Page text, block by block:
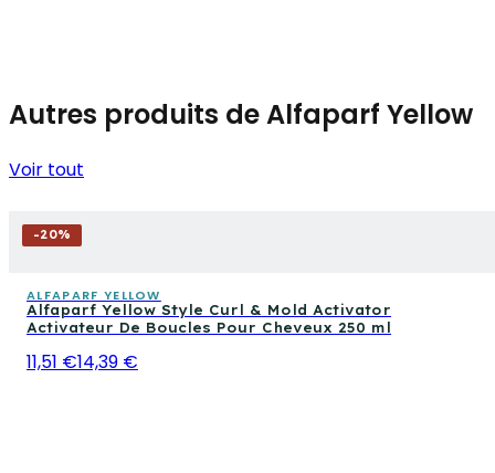
Autres produits de Alfaparf Yellow
Voir tout
-20%
ALFAPARF YELLOW
Alfaparf Yellow Style Curl & Mold Activator
Activateur De Boucles Pour Cheveux 250 ml
11,51 €14,39 €